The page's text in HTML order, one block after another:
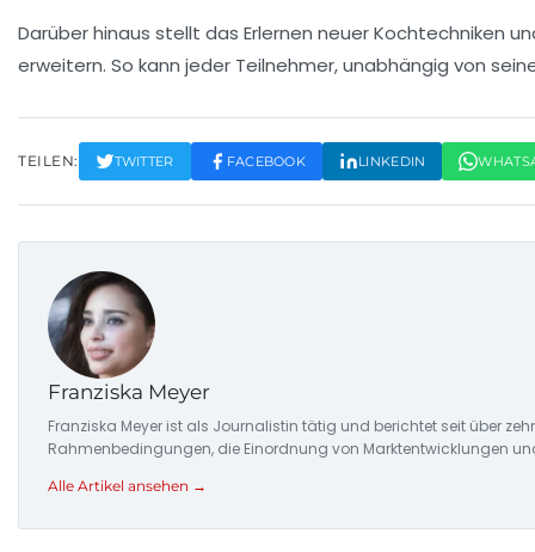
Darüber hinaus stellt das Erlernen neuer Kochtechniken
erweitern. So kann jeder Teilnehmer, unabhängig von
TEILEN: TWITTER FACEBOOK LINKEDIN
Franziska Meyer
Franziska Meyer ist als Journalistin tätig und berichtet seit über
Rahmenbedingungen, die Einordnung von Marktentwicklungen
Alle Artikel ansehen →